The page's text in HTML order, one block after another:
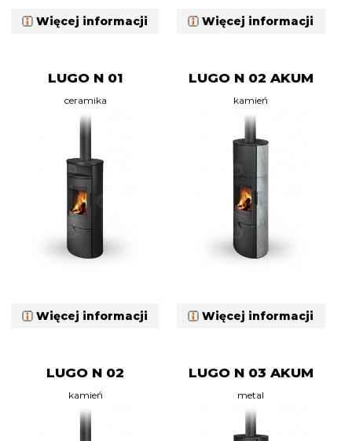
Więcej informacji Więcej informacji
LUGO N 01
ceramika
Więcej informacji
LUGO N 02 AKUM
kamień
Więcej informacji
LUGO N 02
kamień
LUGO N 03 AKUM
metal